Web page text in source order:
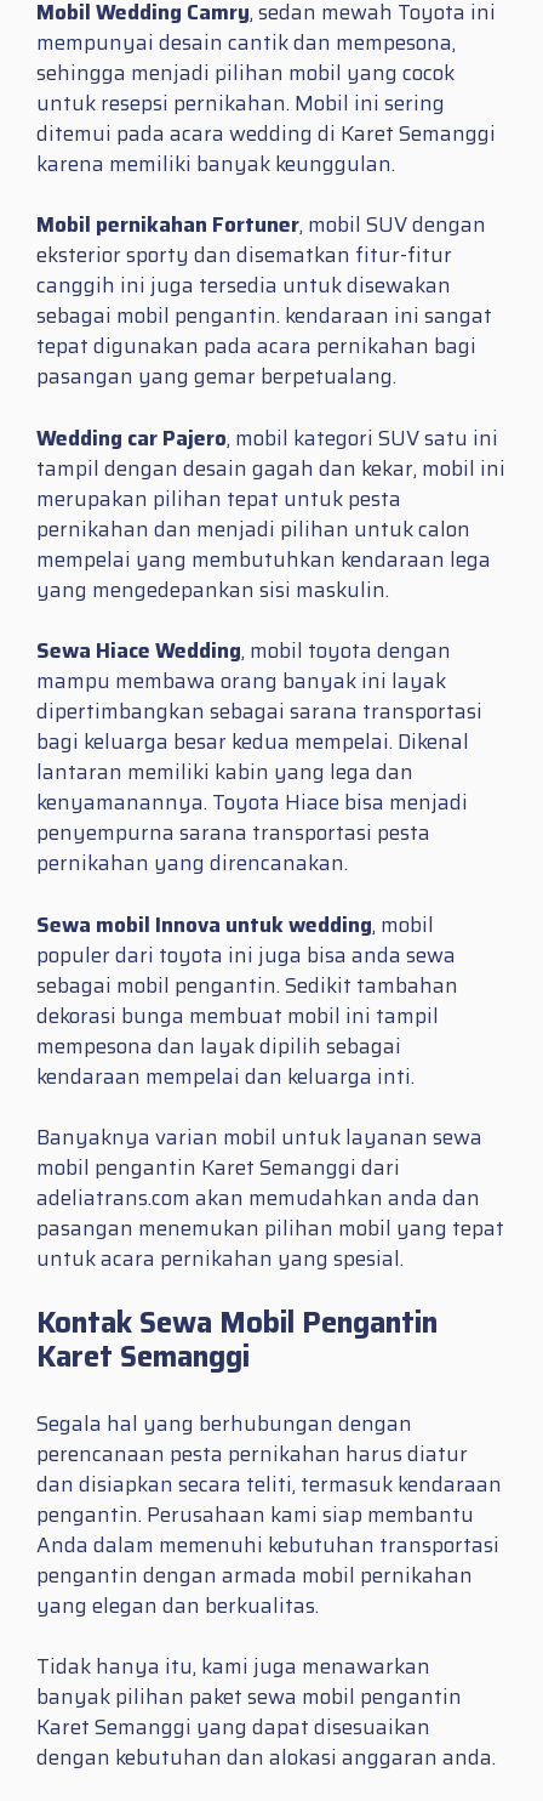
Mobil Wedding Camry, sedan mewah Toyota ini
mempunyai desain cantik dan mempesona,
sehingga menjadi pilihan mobil yang cocok
untuk resepsi pernikahan. Mobil ini sering
ditemui pada acara wedding di Karet Semanggi
karena memiliki banyak keunggulan.
Mobil pernikahan Fortuner, mobil SUV dengan
eksterior sporty dan disematkan fitur-fitur
canggih ini juga tersedia untuk disewakan
sebagai mobil pengantin. kendaraan ini sangat
tepat digunakan pada acara pernikahan bagi
pasangan yang gemar berpetualang.
Wedding car Pajero, mobil kategori SUV satu ini
tampil dengan desain gagah dan kekar, mobil ini
merupakan pilihan tepat untuk pesta
pernikahan dan menjadi pilihan untuk calon
mempelai yang membutuhkan kendaraan lega
yang mengedepankan sisi maskulin.
Sewa Hiace Wedding, mobil toyota dengan
mampu membawa orang banyak ini layak
dipertimbangkan sebagai sarana transportasi
bagi keluarga besar kedua mempelai. Dikenal
lantaran memiliki kabin yang lega dan
kenyamanannya. Toyota Hiace bisa menjadi
penyempurna sarana transportasi pesta
pernikahan yang direncanakan.
Sewa mobil Innova untuk wedding, mobil
populer dari toyota ini juga bisa anda sewa
sebagai mobil pengantin. Sedikit tambahan
dekorasi bunga membuat mobil ini tampil
mempesona dan layak dipilih sebagai
kendaraan mempelai dan keluarga inti.
Banyaknya varian mobil untuk layanan sewa
mobil pengantin Karet Semanggi dari
adeliatrans.com akan memudahkan anda dan
pasangan menemukan pilihan mobil yang tepat
untuk acara pernikahan yang spesial.
Kontak Sewa Mobil Pengantin
Karet Semanggi
Segala hal yang berhubungan dengan
perencanaan pesta pernikahan harus diatur
dan disiapkan secara teliti, termasuk kendaraan
pengantin. Perusahaan kami siap membantu
Anda dalam memenuhi kebutuhan transportasi
pengantin dengan armada mobil pernikahan
yang elegan dan berkualitas.
Tidak hanya itu, kami juga menawarkan
banyak pilihan paket sewa mobil pengantin
Karet Semanggi yang dapat disesuaikan
dengan kebutuhan dan alokasi anggaran anda.